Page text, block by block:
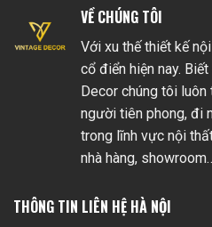
VỀ CHÚNG TÔI
Với xu thế thiết kế
cổ điển hiện nay.
Decor chúng tôi
người tiên phong, đi
trong lĩnh vực nội
nhà hàng,
THÔNG TIN LIÊN HỆ HÀ NỘI